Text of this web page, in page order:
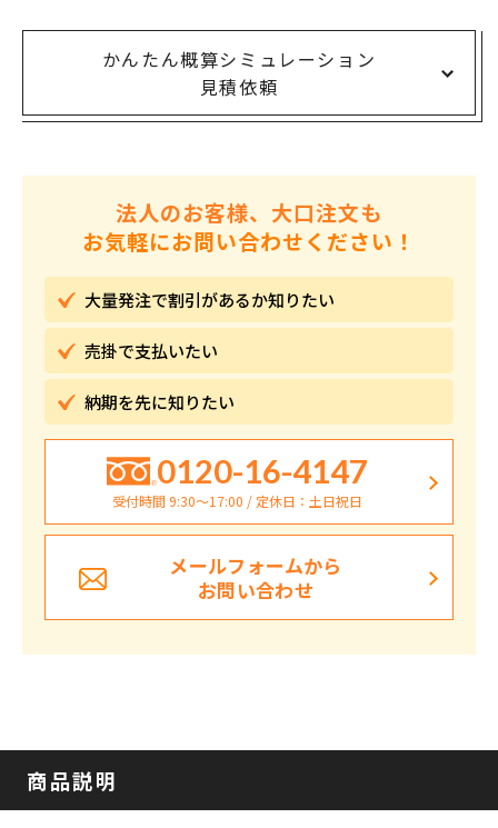
かんたん概算シミュレーション
見積依頼
法人のお客様、大口注文も
お気軽にお問い合わせください！
大量発注で割引があるか知りたい
売掛で支払いたい
納期を先に知りたい
0120-16-4147
受付時間 9:30〜17:00 / 定休日：土日祝日
メールフォームから
お問い合わせ
商品説明